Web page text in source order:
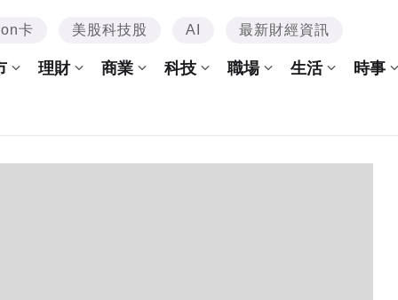
卡 美股科技股 AI 最新財經資訊
理財 商業 科技 職場 生活 時事